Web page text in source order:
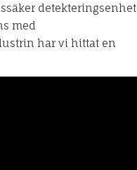
detekteringsenhet
med
har vi hittat en